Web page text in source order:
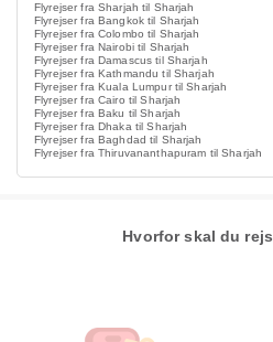
Flyrejser fra Sharjah til Sharjah
Flyrejser fra Bangkok til Sharjah
Flyrejser fra Colombo til Sharjah
Flyrejser fra Nairobi til Sharjah
Flyrejser fra Damascus til Sharjah
Flyrejser fra Kathmandu til Sharjah
Flyrejser fra Kuala Lumpur til Sharjah
Flyrejser fra Cairo til Sharjah
Flyrejser fra Baku til Sharjah
Flyrejser fra Dhaka til Sharjah
Flyrejser fra Baghdad til Sharjah
Flyrejser fra Thiruvananthapuram til Sharjah
Hvorfor skal du